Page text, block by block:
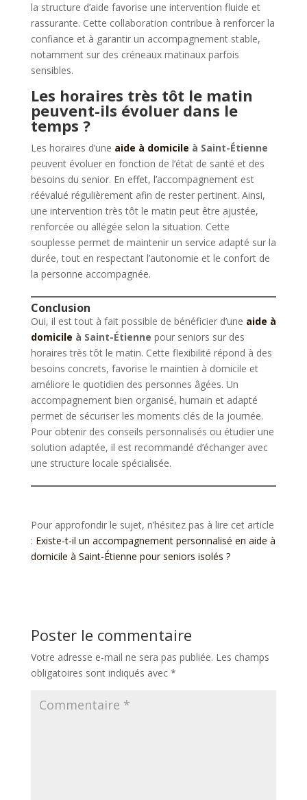
la structure d’aide favorise une intervention fluide et
rassurante. Cette collaboration contribue à renforcer la
confiance et à garantir un accompagnement stable,
notamment sur des créneaux matinaux parfois
sensibles.
Les horaires très tôt le matin
peuvent-ils évoluer dans le
temps ?
Les horaires d’une aide à domicile à Saint-Étienne
peuvent évoluer en fonction de l’état de santé et des
besoins du senior. En effet, l’accompagnement est
réévalué régulièrement afin de rester pertinent. Ainsi,
une intervention très tôt le matin peut être ajustée,
renforcée ou allégée selon la situation. Cette
souplesse permet de maintenir un service adapté sur la
durée, tout en respectant l’autonomie et le confort de
la personne accompagnée.
Conclusion
Oui, il est tout à fait possible de bénéficier d’une aide à
domicile à Saint-Étienne pour seniors sur des
horaires très tôt le matin. Cette flexibilité répond à des
besoins concrets, favorise le maintien à domicile et
améliore le quotidien des personnes âgées. Un
accompagnement bien organisé, humain et adapté
permet de sécuriser les moments clés de la journée.
Pour obtenir des conseils personnalisés ou étudier une
solution adaptée, il est recommandé d’échanger avec
une structure locale spécialisée.
Pour approfondir le sujet, n’hésitez pas à lire cet article
: Existe-t-il un accompagnement personnalisé en aide à
domicile à Saint-Étienne pour seniors isolés ?
Poster le commentaire
Votre adresse e-mail ne sera pas publiée. Les champs
obligatoires sont indiqués avec *